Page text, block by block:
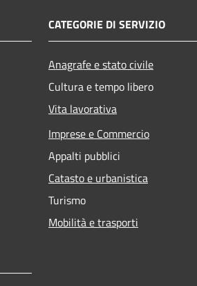
CATEGORIE DI SERVIZIO
Anagrafe e stato civile
Cultura e tempo libero
Vita lavorativa
Imprese e Commercio
Appalti pubblici
Catasto e urbanistica
Turismo
Mobilità e trasporti